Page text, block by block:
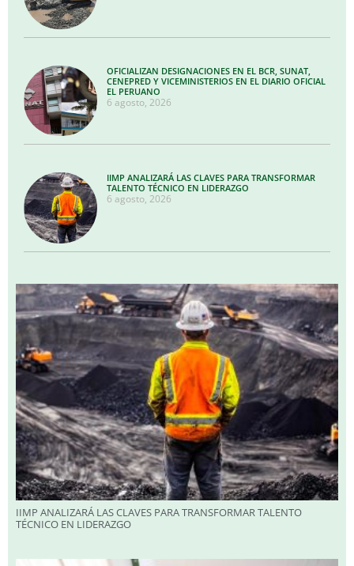
OFICIALIZAN DESIGNACIONES EN EL BCR, SUNAT,
CENEPRED Y VICEMINISTERIOS EN EL DIARIO OFICIAL
EL PERUANO
6 agosto, 2026
IIMP ANALIZARÁ LAS CLAVES PARA TRANSFORMAR
TALENTO TÉCNICO EN LIDERAZGO
6 agosto, 2026
IIMP ANALIZARÁ LAS CLAVES PARA TRANSFORMAR TALENTO
TÉCNICO EN LIDERAZGO